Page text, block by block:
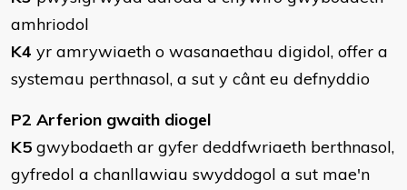
amhriodol
K4 yr amrywiaeth o wasanaethau digidol, offer a
systemau perthnasol, a sut y cânt eu defnyddio
P2 Arferion gwaith diogel
K5 gwybodaeth ar gyfer deddfwriaeth berthnasol,
gyfredol a chanllawiau swyddogol a sut mae'n